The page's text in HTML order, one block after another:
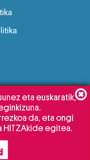
eta euskaratik,
da, eta ongi
HITZAkide egitea.